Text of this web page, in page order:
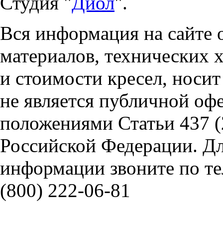
Вся информация на сайте
материалов, технических
и стоимости кресел,
не является публичной
положениями Статьи 437
Российской Федерации.
информации звоните по
(800) 222-06-81